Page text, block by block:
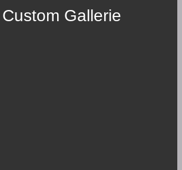
Custom Gallerie